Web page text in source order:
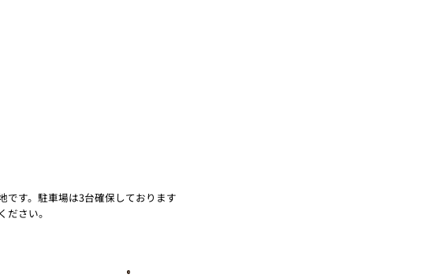
です。駐車場は3台確保しております
さい。